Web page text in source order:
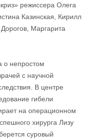
режиссера Олега
Казинская, Кирилл
Маргарита
о непростом
с научной
В центре
гибели
на операционном
хирурга Лизу
суровый